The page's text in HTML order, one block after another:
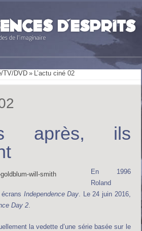
TV/DVD » L’actu ciné 02
après, ils
En 1996
Roland
Independence Day . Le 24 juin 2016,
Day 2
la vedette d’une série basée sur le